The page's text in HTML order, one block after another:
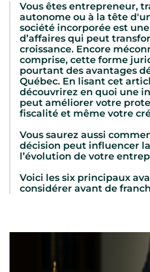
Vous êtes entrepreneur,
autonome ou à la tête
société incorporée est
d’affaires qui peut
croissance. Encore
comprise, cette forme
pourtant des avantages
Québec. En lisant cet
découvrirez en quoi une
peut améliorer votre
fiscalité et même votre
Vous saurez aussi
décision peut influencer
l’évolution de votre
Voici les six principaux
considérer avant de